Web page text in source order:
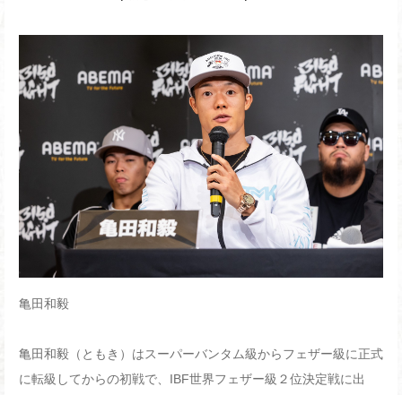
亀田和毅
亀田和毅（ともき）はスーパーバンタム級からフェザー級に正式
に転級してからの初戦で、IBF世界フェザー級２位決定戦に出